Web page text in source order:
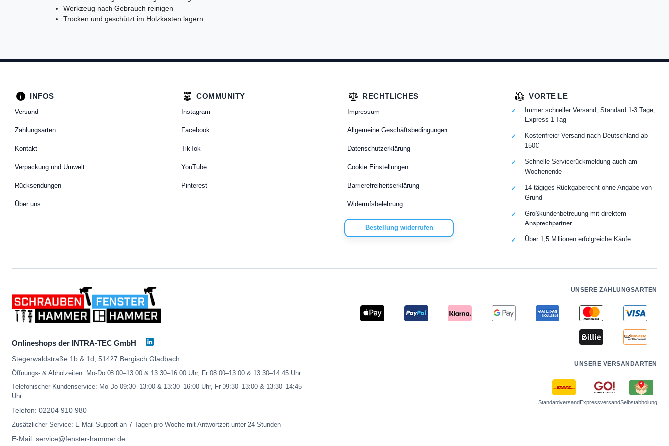
Werkzeug nach Gebrauch reinigen
Trocken und geschützt im Holzkasten lagern
INFOS
Versand
Zahlungsarten
Kontakt
Verpackung und Umwelt
Rücksendungen
Über uns
COMMUNITY
Instagram
Facebook
TikTok
YouTube
Pinterest
RECHTLICHES
Impressum
Allgemeine Geschäftsbedingungen
Datenschutzerklärung
Cookie Einstellungen
Barrierefreiheitserklärung
Widerrufsbelehrung
Bestellung widerrufen
VORTEILE
Immer schneller Versand, Standard 1-3 Tage,
Express 1 Tag
Kostenfreier Versand nach Deutschland ab
150€
Schnelle Servicerückmeldung auch am
Wochenende
14-tägiges Rückgaberecht ohne Angabe von
Grund
Großkundenbetreuung mit direktem
Ansprechpartner
Über 1,5 Millionen erfolgreiche Käufe
Onlineshops der INTRA-TEC GmbH
Stegerwaldstraße 1b & 1d, 51427 Bergisch Gladbach
Öffnungs- & Abholzeiten: Mo-Do 08:00–13:00 & 13:30–16:00 Uhr, Fr 08:00–13:00 & 13:30–14:45 Uhr
Telefonischer Kundenservice: Mo-Do 09:30–13:00 & 13:30–16:00 Uhr, Fr 09:30–13:00 & 13:30–14:45
Uhr
Telefon: 02204 910 980
Zusätzlicher Service: E-Mail-Support an 7 Tagen pro Woche mit Antwortzeit unter 24 Stunden
E-Mail: service@fenster-hammer.de
UNSERE ZAHLUNGSARTEN
UNSERE VERSANDARTEN
StandardversandExpressversandSelbstabholung